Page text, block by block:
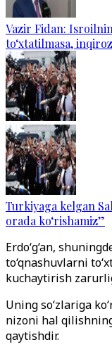
Vazir Fidan:
to‘xtatilmasa,
Turkiyaga kelgan
orada ko‘rishamiz”
Erdo‘g‘an,
to‘qnashuvlarni
kuchaytirish
Uning so‘zlariga
nizoni hal
qaytishdir.